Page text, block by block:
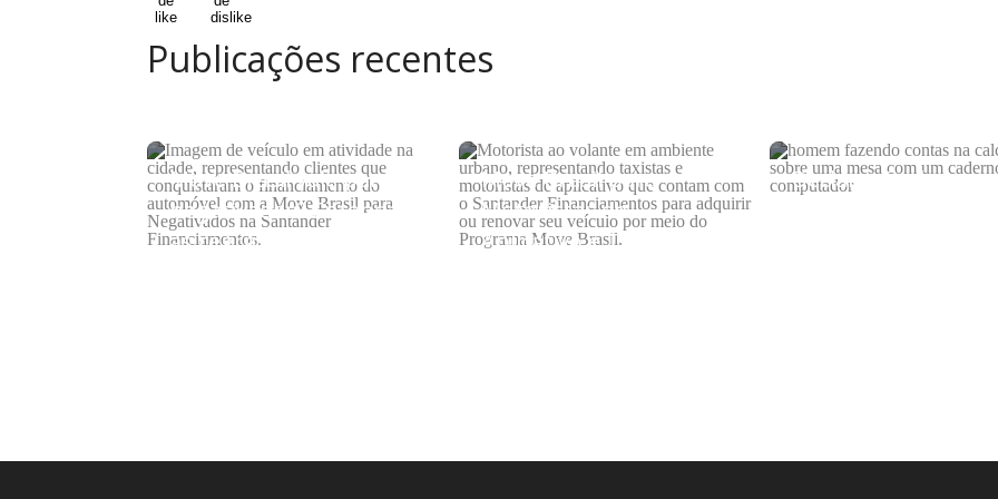
Publicações recentes
Move Brasil vale para
negativados? Entenda
as regras do programa
Move Brasil para
Motoristas de
Aplicativo e Taxistas:
Declaração de